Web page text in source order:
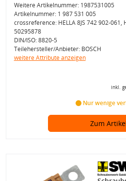
Weitere Artikelnummer: 1987531005
Artikelnummer: 1 987 531 005
crossreference: HELLA 8JS 742 902-061,
50295878
DIN/ISO: 8820-5
Teilehersteller/Anbieter: BOSCH
weitere Attribute anzeigen
inkl.
Nur wenige
Zum